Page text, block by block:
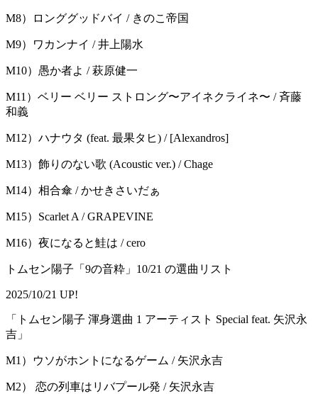
M8）ロンググッドバイ / きのこ帝国
M9）ワカンナイ / 井上陽水
M10）愚か者よ / 萩原健一
M11）ベリー ベリー ストロング〜アイネクライネ〜 / 斉藤
和義
M12）ハナウタ (feat. 最果タヒ) / [Alexandros]
M13）飾りのない歌 (Acoustic ver.) / Chage
M14）相合傘 / かせきさいだぁ
M15）Scarlet A / GRAPEVINE
M16）夜になると鮭は / cero
トムセン陽子「9の音粋」10/21 の選曲リスト
2025/10/21 UP!
「トムセン陽⼦ 渾⾝選曲 1 アーティスト Special feat. ⽮沢永
吉」
M1）ウソがホントになるゲーム / 矢沢永吉
M2） 恋の列車はリバプール発 / 矢沢永吉